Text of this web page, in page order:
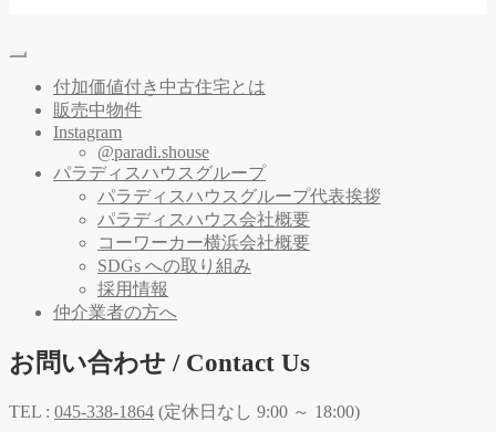
付加価値付き中古住宅とは
販売中物件
Instagram
@paradi.shouse
パラディスハウスグループ
パラディスハウスグループ代表挨拶
パラディスハウス会社概要
コーワーカー横浜会社概要
SDGs への取り組み
採用情報
仲介業者の方へ
お問い合わせ / Contact Us
TEL : 045-338-1864 (定休日なし 9:00 ～ 18:00)